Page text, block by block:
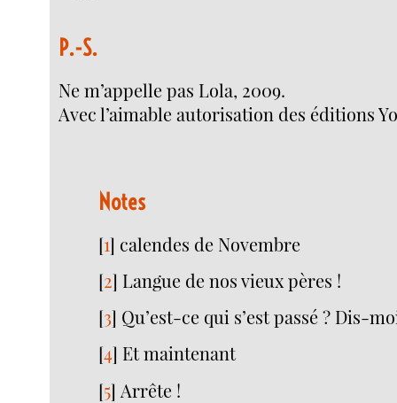
P.-S.
Ne m’appelle pas Lola, 2009.
Avec l’aimable autorisation des éditions
Notes
[1] calendes de Novembre
[2] Langue de nos vieux pères !
[3] Qu’est-ce qui s’est passé ? Dis-
[4] Et maintenant
[5] Arrête !